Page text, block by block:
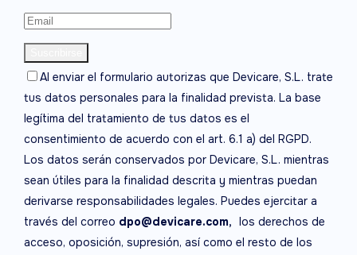
Al enviar el formulario autorizas que Devicare, S.L. trate
tus datos personales para la finalidad prevista. La base
legítima del tratamiento de tus datos es el
consentimiento de acuerdo con el art. 6.1 a) del RGPD.
Los datos serán conservados por Devicare, S.L. mientras
sean útiles para la finalidad descrita y mientras puedan
derivarse responsabilidades legales. Puedes ejercitar a
través del correo dpo@devicare.com,
los derechos de
acceso, oposición, supresión, así como el resto de los